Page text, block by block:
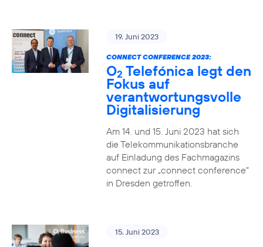
19. Juni 2023
CONNECT CONFERENCE 2023:
O2 Telefónica legt den
Fokus auf
verantwortungsvolle
Digitalisierung
Am 14. und 15. Juni 2023 hat sich
die Telekommunikationsbranche
auf Einladung des Fachmagazins
connect zur „connect conference“
in Dresden getroffen.
15. Juni 2023